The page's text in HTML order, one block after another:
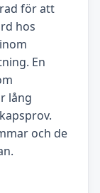
för att
hos
En
lång
och de